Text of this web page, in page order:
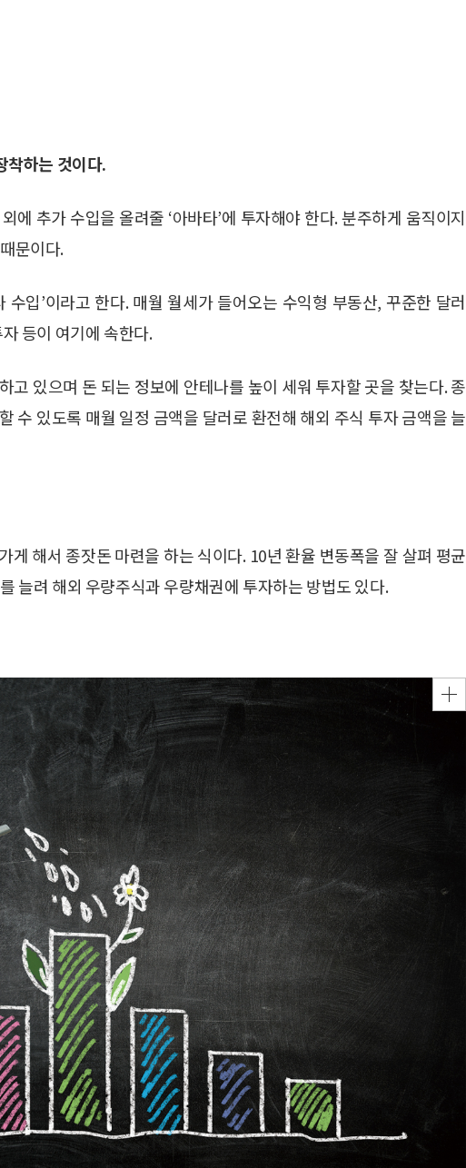
착하는 것이다.
에 추가 수입을 올려줄 ‘아바타’에 투자해야 한다. 분주하게 움직이지
문이다.
수입’이라고 한다. 매월 월세가 들어오는 수익형 부동산, 꾸준한 달러
등이 여기에 속한다.
고 있으며 돈 되는 정보에 안테나를 높이 세워 투자할 곳을 찾는다. 종
수 있도록 매월 일정 금액을 달러로 환전해 해외 주식 투자 금액을 늘
게 해서 종잣돈 마련을 하는 식이다. 10년 환율 변동폭을 잘 살펴 평균
늘려 해외 우량주식과 우량채권에 투자하는 방법도 있다.